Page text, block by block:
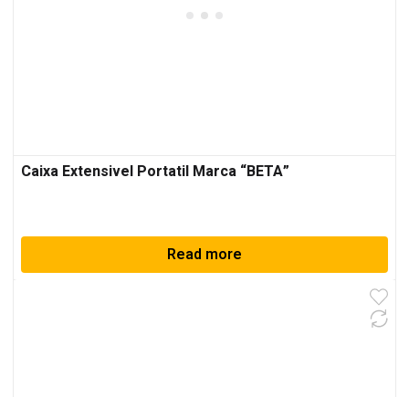
Caixa Extensivel Portatil Marca “BETA”
Read more